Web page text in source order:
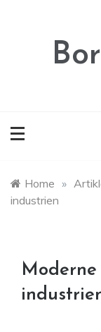
Home »
industrien